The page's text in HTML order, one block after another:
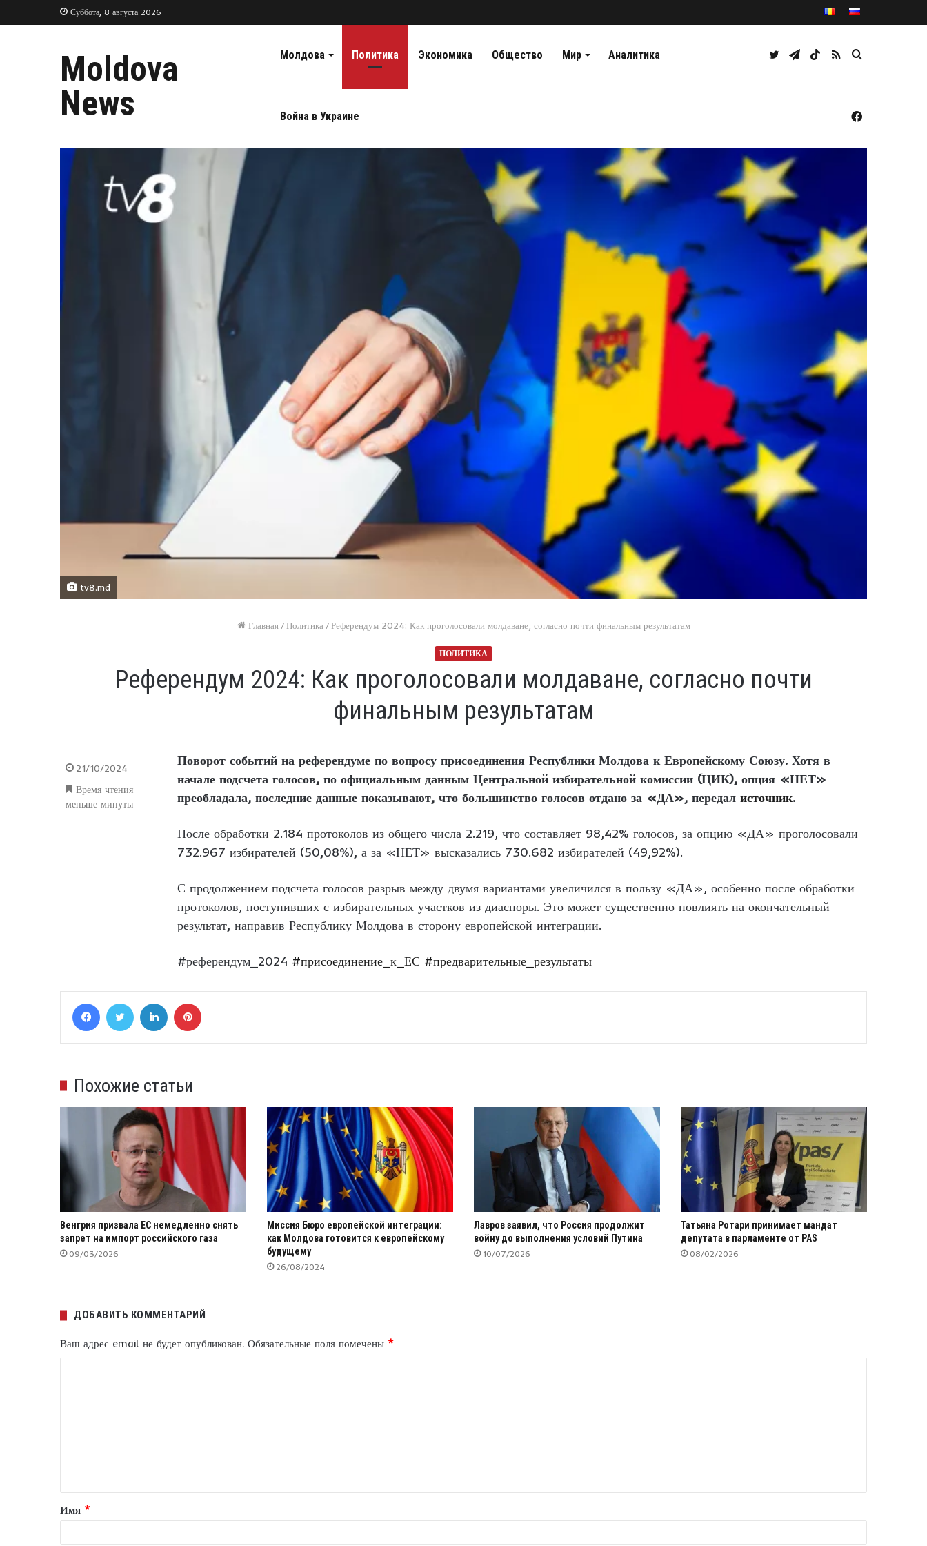
Суббота, 8 августа 2026
Moldova
News
Молдова Политика Экономика Общество Мир Аналитика
Война в Украине
Caută
RSS
TikTok
Telegram
Twitter
Facebook
tv8.md
Главная / Политика / Референдум 2024: Как проголосовали молдаване, согласно почти финальным результатам
ПОЛИТИКА
Референдум 2024: Как проголосовали молдаване, согласно почти
финальным результатам
Поворот событий на референдуме по вопросу присоединения Республики Молдова к Европейскому Союзу. Хотя в
начале подсчета голосов, по официальным данным Центральной избирательной комиссии (ЦИК), опция «НЕТ»
преобладала, последние данные показывают, что большинство голосов отдано за «ДА», передал источник.
После обработки 2.184 протоколов из общего числа 2.219, что составляет 98,42% голосов, за опцию «ДА» проголосовали
732.967 избирателей (50,08%), а за «НЕТ» высказались 730.682 избирателей (49,92%).
С продолжением подсчета голосов разрыв между двумя вариантами увеличился в пользу «ДА», особенно после обработки
протоколов, поступивших с избирательных участков из диаспоры. Это может существенно повлиять на окончательный
результат, направив Республику Молдова в сторону европейской интеграции.
#референдум_2024 #присоединение_к_ЕС #предварительные_результаты
21/10/2024
Время чтения
меньше минуты
FacebookTwitter LinkedIn
Похожие статьи
Венгрия призвала ЕС немедленно снять
запрет на импорт российского газа
09/03/2026
Миссия Бюро европейской интеграции:
как Молдова готовится к европейскому
будущему
26/08/2024
Лавров заявил, что Россия продолжит
войну до выполнения условий Путина
10/07/2026
Татьяна Ротари принимает мандат
депутата в парламенте от PAS
08/02/2026
ДОБАВИТЬ КОММЕНТАРИЙ
Ваш адрес email не будет опубликован. Обязательные поля помечены *
т
а
Имя *